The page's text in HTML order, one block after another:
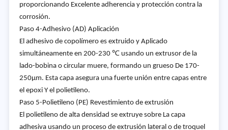
proporcionando Excelente adherencia y protección contra la
corrosión.
Paso 4-Adhesivo (AD) Aplicación
El adhesivo de copolímero es extruido y Aplicado
simultáneamente en 200-230 ℃ usando un extrusor de la
lado-bobina o circular muere, formando un grueso De 170-
250μm. Esta capa asegura una fuerte unión entre capas entre
el epoxi Y el polietileno.
Paso 5-Polietileno (PE) Revestimiento de extrusión
El polietileno de alta densidad se extruye sobre La capa
adhesiva usando un proceso de extrusión lateral o de troquel